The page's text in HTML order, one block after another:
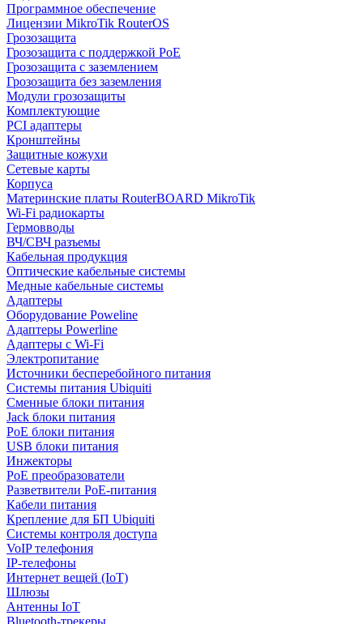
Программное обеспечение
Лицензии MikroTik RouterOS
Грозозащита
Грозозащита с поддержкой PoE
Грозозащита с заземлением
Грозозащита без заземления
Модули грозозащиты
Комплектующие
PCI адаптеры
Кронштейны
Защитные кожухи
Сетевые карты
Корпуса
Материнские платы RouterBOARD MikroTik
Wi-Fi радиокарты
Гермовводы
ВЧ/СВЧ разъемы
Кабельная продукция
Оптические кабельные системы
Медные кабельные системы
Адаптеры
Оборудование Poweline
Адаптеры Powerline
Адаптеры с Wi-Fi
Электропитание
Источники бесперебойного питания
Системы питания Ubiquiti
Сменные блоки питания
Jack блоки питания
PoE блоки питания
USB блоки питания
Инжекторы
PoE преобразователи
Разветвители PoE-питания
Кабели питания
Крепление для БП Ubiquiti
Системы контроля доступа
VoIP телефония
IP-телефоны
Интернет вещей (IoT)
Шлюзы
Антенны IoT
Bluetooth-трекеры